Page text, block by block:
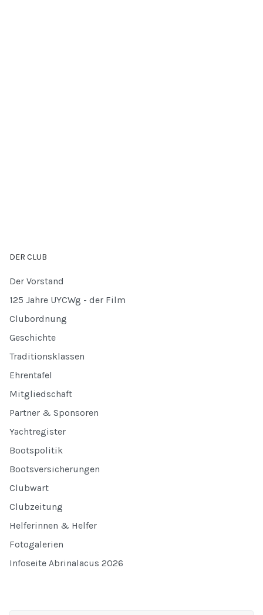
DER CLUB
Der Vorstand
125 Jahre UYCWg - der Film
Clubordnung
Geschichte
Traditionsklassen
Ehrentafel
Mitgliedschaft
Partner & Sponsoren
Yachtregister
Bootspolitik
Bootsversicherungen
Clubwart
Clubzeitung
Helferinnen & Helfer
Fotogalerien
Infoseite Abrinalacus 2026